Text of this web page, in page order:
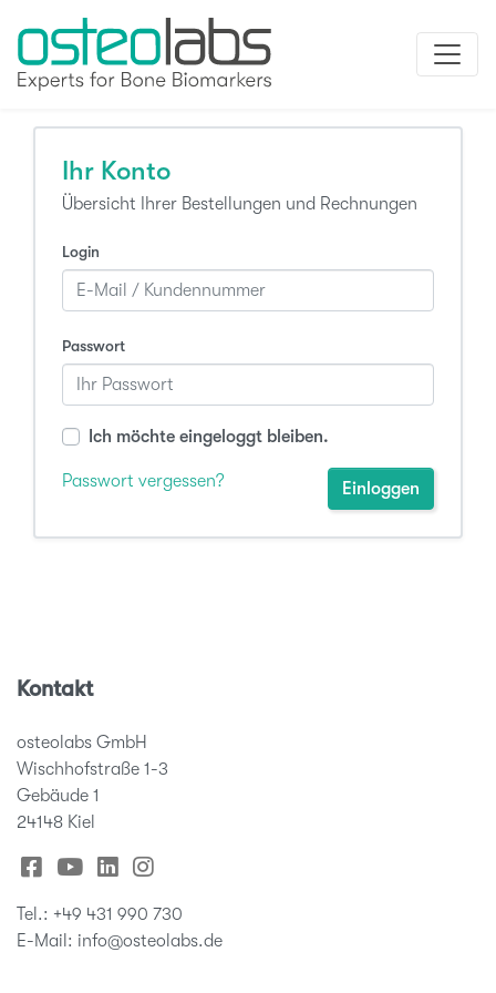
Ihr Konto
Übersicht Ihrer Bestellungen und Rechnungen
Login
Passwort
Ich möchte eingeloggt bleiben.
Passwort vergessen? Einloggen
Kontakt
osteolabs GmbH
Wischhofstraße 1-3
Gebäude 1
24148 Kiel
Tel.: +49 431 990 730
E-Mail: info@osteolabs.de